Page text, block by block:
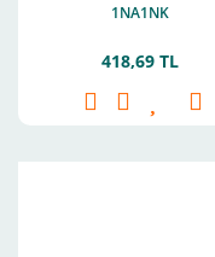
1NA1NK
418,69 TL